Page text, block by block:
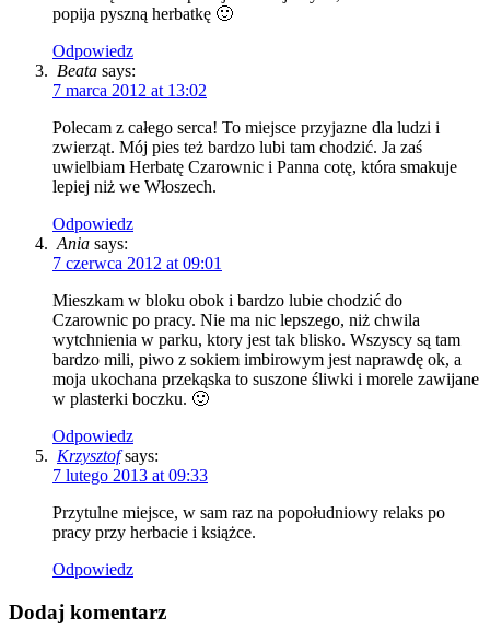
popija pyszną herbatkę 🙂
Odpowiedz
Beata says:
7 marca 2012 at 13:02
Polecam z całego serca! To miejsce przyjazne dla ludzi i
zwierząt. Mój pies też bardzo lubi tam chodzić. Ja zaś
uwielbiam Herbatę Czarownic i Panna cotę, która smakuje
lepiej niż we Włoszech.
Odpowiedz
Ania says:
7 czerwca 2012 at 09:01
Mieszkam w bloku obok i bardzo lubie chodzić do
Czarownic po pracy. Nie ma nic lepszego, niż chwila
wytchnienia w parku, ktory jest tak blisko. Wszyscy są tam
bardzo mili, piwo z sokiem imbirowym jest naprawdę ok, a
moja ukochana przekąska to suszone śliwki i morele zawijane
w plasterki boczku. 🙂
Odpowiedz
Krzysztof says:
7 lutego 2013 at 09:33
Przytulne miejsce, w sam raz na popołudniowy relaks po
pracy przy herbacie i książce.
Odpowiedz
Dodaj komentarz